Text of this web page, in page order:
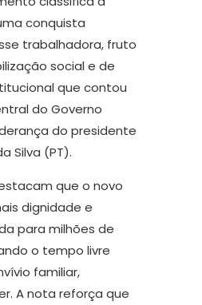
conquista
trabalhadora, fruto
social e de
que contou
do Governo
do presidente
Silva (PT).
que o novo
dignidade e
para milhões de
o tempo livre
familiar,
A nota reforça que